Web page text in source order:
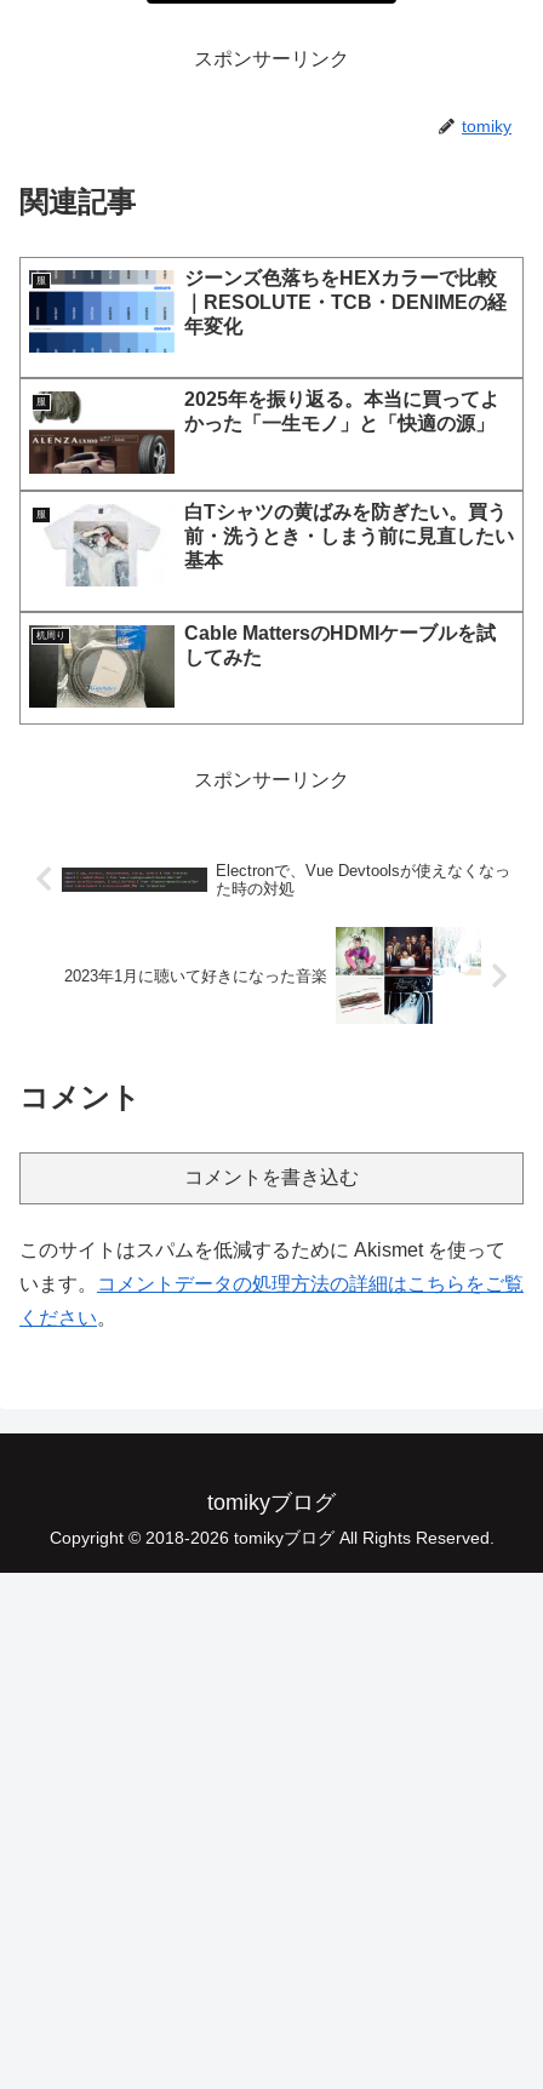
スポンサーリンク
tomiky
関連記事
服
ジーンズ色落ちをHEXカラーで比較
｜RESOLUTE・TCB・DENIMEの経
年変化
服
2025年を振り返る。本当に買ってよ
かった「一生モノ」と「快適の源」
服
白Tシャツの黄ばみを防ぎたい。買う
前・洗うとき・しまう前に見直したい
基本
机周り
Cable MattersのHDMIケーブルを試
してみた
スポンサーリンク
Electronで、Vue Devtoolsが使えなくなっ
た時の対処
2023年1月に聴いて好きになった音楽
コメント
コメントを書き込む
このサイトはスパムを低減するために Akismet を使って
います。
コメントデータの処理方法の詳細はこちらをご覧
ください。
tomikyブログ
Copyright © 2018-2026 tomikyブログ All Rights Reserved.